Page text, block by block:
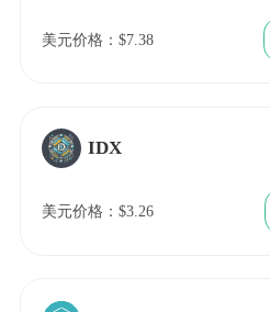
美元价格：$7.38
IDX
美元价格：$3.26